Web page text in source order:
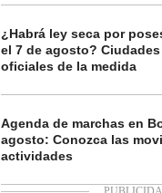
¿Habrá ley seca por
el 7 de agosto?
oficiales de la medida
Agenda de marchas en
agosto: Conozca las
actividades